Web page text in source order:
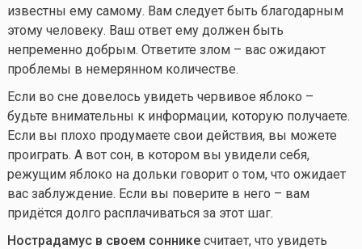
известны ему самому. Вам следует быть благодарным
этому человеку. Ваш ответ ему должен быть
непременно добрым. Ответите злом – вас ожидают
проблемы в немерянном количестве.
Если во сне довелось увидеть червивое яблоко –
будьте внимательны к информации, которую получаете.
Если вы плохо продумаете свои действия, вы можете
проиграть. А вот сон, в котором вы увидели себя,
режущим яблоко на дольки говорит о том, что ожидает
вас заблуждение. Если вы поверите в него – вам
придётся долго расплачиваться за этот шаг.
Нострадамус в своем сонникесчитает, что увидеть